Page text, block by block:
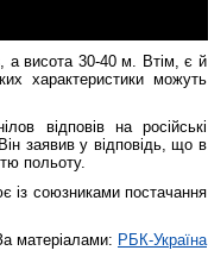
а висота 30-40 м. Втім, є й
характеристики можуть
відповів на російські
заявив у відповідь, що в
польоту.
із союзниками постачання
матеріалами: РБК-Україна